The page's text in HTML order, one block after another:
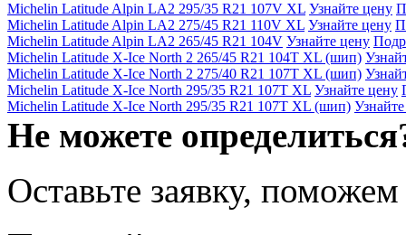
Michelin Latitude Alpin LA2 295/35 R21 107V XL Узнайте цену
Michelin Latitude Alpin LA2 275/45 R21 110V XL Узнайте цену
Michelin Latitude Alpin LA2 265/45 R21 104V Узнайте цену
Michelin Latitude X-Ice North 2 265/45 R21 104T XL (шип)
Michelin Latitude X-Ice North 2 275/40 R21 107T XL (шип)
Michelin Latitude X-Ice North 295/35 R21 107T XL Узнайте цену
Michelin Latitude X-Ice North 295/35 R21 107T XL (шип)
Не можете
Оставьте заявку,